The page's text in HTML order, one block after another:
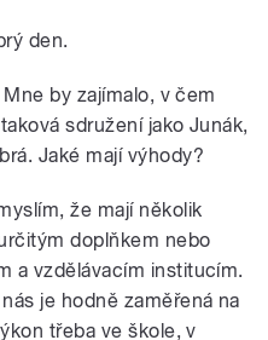
den.
by zajímalo, v čem
sdružení jako Junák,
Jaké mají výhody?
že mají několik
doplňkem nebo
a vzdělávacím institucím.
je hodně zaměřená na
třeba ve škole, v